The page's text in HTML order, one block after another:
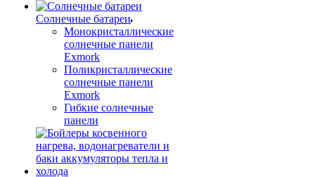
Солнечные батареи
Монокристаллические
солнечные панели
Exmork
Поликристаллические
солнечные панели
Exmork
Гибкие солнечные
панели